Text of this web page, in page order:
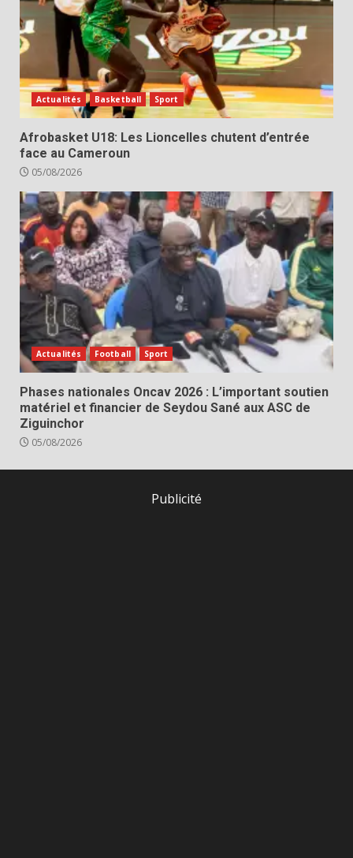
Actualités Basketball Sport
Afrobasket U18: Les Lioncelles chutent d’entrée
face au Cameroun
05/08/2026
Actualités Football Sport
Phases nationales Oncav 2026 : L’important soutien
matériel et financier de Seydou Sané aux ASC de
Ziguinchor
05/08/2026
Publicité